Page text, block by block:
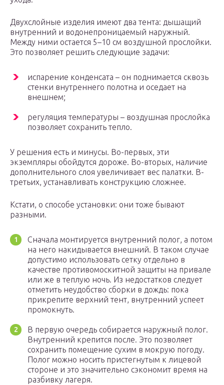
Двухслойные изделия имеют два тента: дышащий
внутренний и водонепроницаемый наружный.
Между ними остается 5–10 см воздушной прослойки.
Это позволяет решить следующие задачи:
испарение конденсата – он поднимается сквозь
стенки внутреннего полотна и оседает на
внешнем;
регуляция температуры – воздушная прослойка
позволяет сохранить тепло.
У решения есть и минусы. Во-первых, эти
экземпляры обойдутся дороже. Во-вторых, наличие
дополнительного слоя увеличивает вес палатки. В-
третьих, устанавливать конструкцию сложнее.
Кстати, о способе установки: они тоже бывают
разными.
Сначала монтируется внутренний полог, а потом
на него накидывается внешний. В таком случае
допустимо использовать сетку отдельно в
качестве противомоскитной защиты на привале
или же в теплую ночь. Из недостатков следует
отметить неудобство сборки в дождь: пока
прикрепите верхний тент, внутренний успеет
промокнуть.
В первую очередь собирается наружный полог.
Внутренний крепится после. Это позволяет
сохранить помещение сухим в мокрую погоду.
Полог можно носить пристегнутым к лицевой
стороне и это значительно сэкономит время на
разбивку лагеря.